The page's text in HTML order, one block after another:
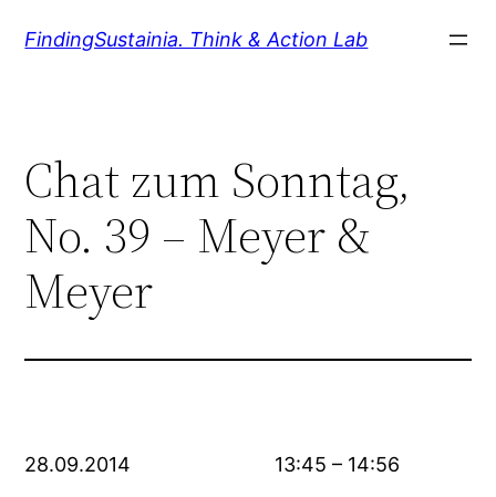
InhaltFindingSustainia. Think & Action Lab
Chat zum Sonntag,
No. 39 – Meyer &
Meyer
28.09.2014 13:45 – 14:56